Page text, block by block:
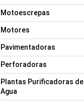
Motoescrepas
Motores
Pavimentadoras
Perforadoras
Plantas Purificadoras de
Agua